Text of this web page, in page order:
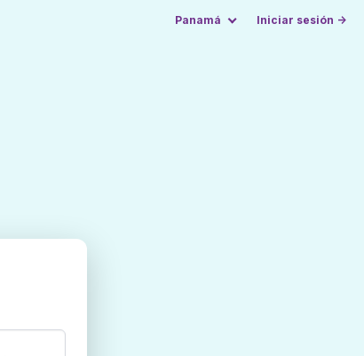
Panamá Iniciar sesión →